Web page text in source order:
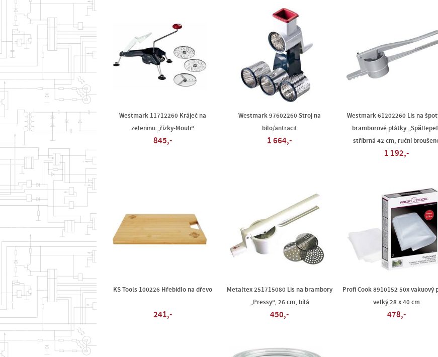
Westmark 11712260 Kráječ na
zeleninu „řízky-Mouli“
845,-
Westmark 97602260 Stroj na
bílo/antracit
1 664,-
Westmark 61202260 Lis na
bramborové plátky
stříbrná 42 cm, ruční
1 192,-
KS Tools 100226 Hřebidlo na dřevo
241,-
Metaltex 251715080 Lis na brambory
„Pressy“, 26 cm, bílá
450,-
Profi Cook 8910152 50x vakuový
velký 28 x 40 cm
478,-